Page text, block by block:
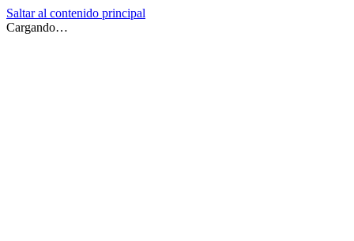
Saltar al contenido principal
Cargando…